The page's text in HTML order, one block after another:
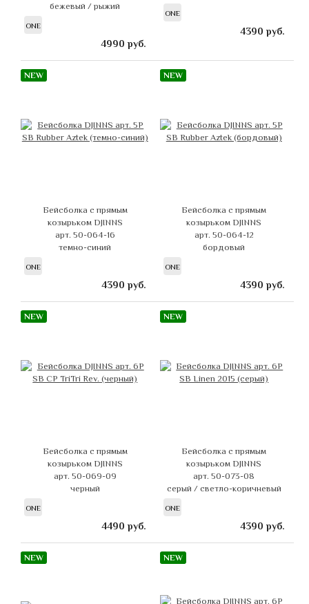
бежевый / рыжий
ONE
4990 руб.
ONE
4390 руб.
NEW
Бейсболка с прямым
козырьком DJINNS
арт. 50-064-16
темно-синий
ONE
4390 руб.
NEW
Бейсболка с прямым
козырьком DJINNS
арт. 50-064-12
бордовый
ONE
4390 руб.
NEW
Бейсболка с прямым
козырьком DJINNS
арт. 50-069-09
черный
ONE
4490 руб.
NEW
Бейсболка с прямым
козырьком DJINNS
арт. 50-073-08
серый / светло-коричневый
ONE
4390 руб.
NEW NEW